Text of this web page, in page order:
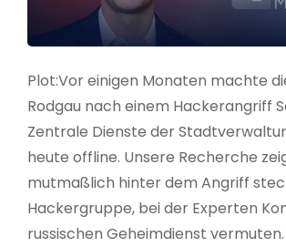
Plot:Vor einigen Monaten machte
Rodgau nach einem Hackerangriff
Zentrale Dienste der
heute offline. Unsere Recherche
mutmaßlich hinter dem Angriff
Hackergruppe, bei der Experten
russischen Geheimdienst